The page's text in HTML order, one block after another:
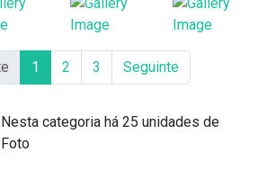
1 2 3 Seguinte
Nesta categoria há 25 unidades de
Foto